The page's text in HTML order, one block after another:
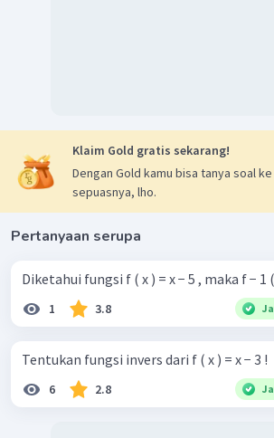
Klaim Gold gratis sekarang!
Dengan Gold kamu bisa tanya soal
sepuasnya, lho.
Pertanyaan serupa
Diketahui fungsi f ( x ) = x − 5 , maka f − 1
1 3.8
Tentukan fungsi invers dari f ( x ) = x − 3 !
6 2.8